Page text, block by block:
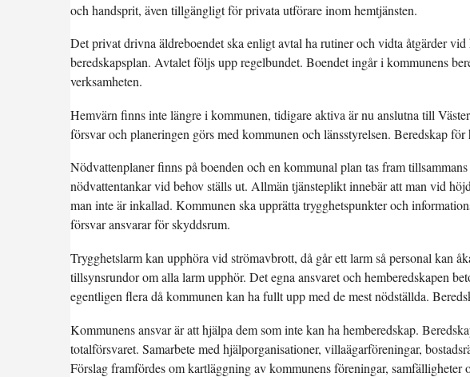
och handsprit, även tillgängligt för privata utförare inom hemtjänsten.
Det privat drivna äldreboendet ska enligt avtal ha rutiner och vidta åtgärder
beredskapsplan. Avtalet följs upp regelbundet. Boendet ingår i kommunens
verksamheten.
Hemvärn finns inte längre i kommunen, tidigare aktiva är nu anslutna till
försvar och planeringen görs med kommunen och länsstyrelsen. Beredskap
Nödvattenplaner finns på boenden och en kommunal plan tas fram
nödvattentankar vid behov ställs ut. Allmän tjänsteplikt innebär att man vid
man inte är inkallad. Kommunen ska upprätta trygghetspunkter och
försvar ansvarar för skyddsrum.
Trygghetslarm kan upphöra vid strömavbrott, då går ett larm så personal kan
tillsynsrundor om alla larm upphör. Det egna ansvaret och hemberedskapen
egentligen flera då kommunen kan ha fullt upp med de mest nödställda.
Kommunens ansvar är att hjälpa dem som inte kan ha hemberedskap.
totalförsvaret. Samarbete med hjälporganisationer, villaägarföreningar,
Förslag framfördes om kartläggning av kommunens föreningar,